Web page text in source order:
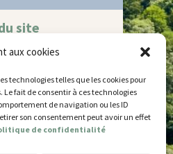
aux cookies
technologies telles que les cookies pour
fait de consentir à ces technologies
de navigation ou les ID
son consentement peut avoir un effet
de confidentialité
site
légales
des cookies